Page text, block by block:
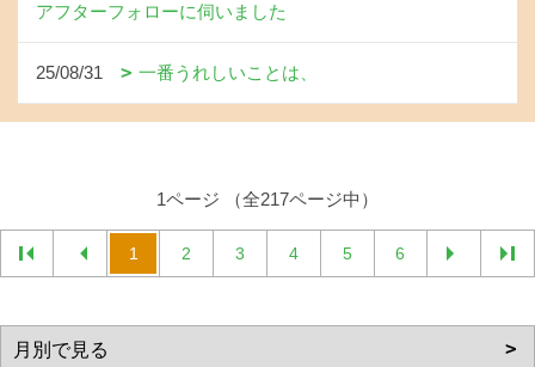
アフターフォローに伺いました
25/08/31 一番うれしいことは、
1ページ （全217ページ中）
1 2 3 4 5 6